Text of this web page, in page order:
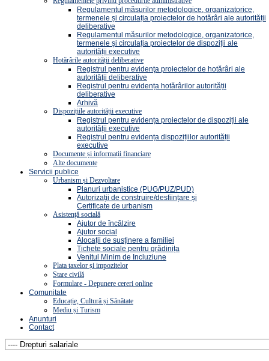
Regulamentul măsurilor metodologice, organizatorice,
termenele și circulația proiectelor de hotărâri ale autorității
deliberative
Regulamentul măsurilor metodologice, organizatorice,
termenele și circulația proiectelor de dispoziții ale
autorității executive
Hotărârile autorității deliberative
Registrul pentru evidenţa proiectelor de hotărâri ale
autorității deliberative
Registrul pentru evidența hotărârilor autorității
deliberative
Arhivă
Dispozițiile autorității executive
Registrul pentru evidența proiectelor de dispoziții ale
autorității executive
Registrul pentru evidența dispozițiilor autorității
executive
Documente și informații financiare
Alte documente
Servicii publice
Urbanism și Dezvoltare
Planuri urbanistice (PUG/PUZ/PUD)
Autorizații de construire/desființare și
Certificate de urbanism
Asistență socială
Ajutor de încălzire
Ajutor social
Alocații de susținere a familiei
Tichete sociale pentru grădinița
Venitul Minim de Incluziune
Plata taxelor și impozitelor
Stare civilă
Formulare - Depunere cereri online
Comunitate
Educație, Cultură și Sănătate
Mediu și Turism
Anunturi
Contact